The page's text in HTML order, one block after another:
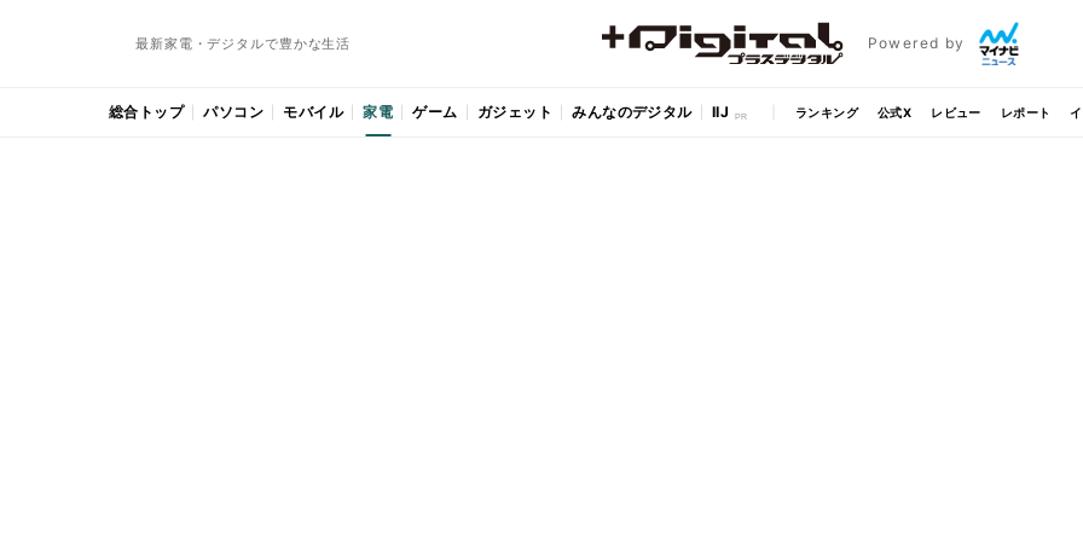
最新家電・デジタルで豊かな生活 Powered by
総合トップ パソコン モバイル 家電 ゲーム ガジェット みんなのデジタル IIJ ランキング 公式X レビュー レポート